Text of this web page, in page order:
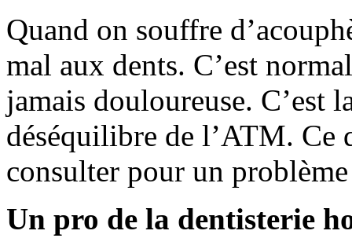
Quand on souffre
mal aux dents. C’est
jamais douloureuse. C’est
déséquilibre de l’ATM. Ce
consulter pour un
Un pro de la dentisterie